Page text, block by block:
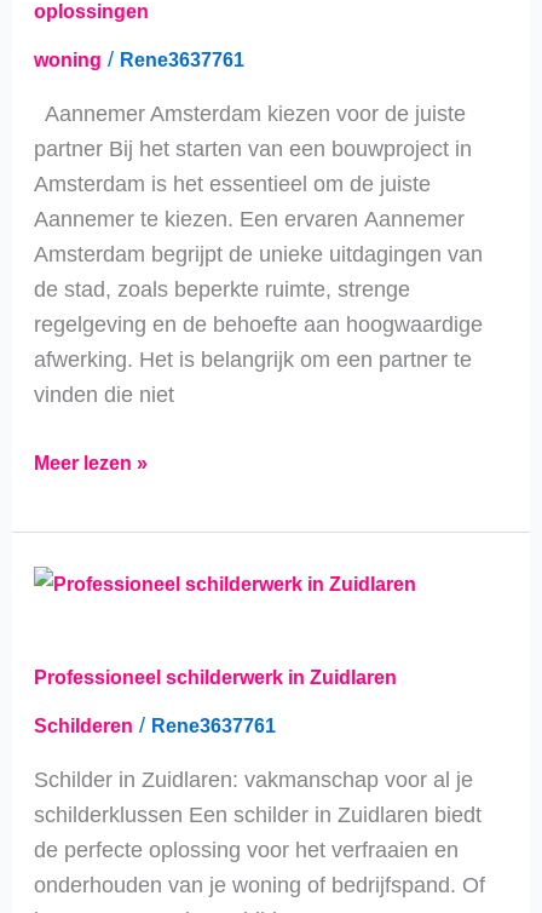
oplossingen
woning / Rene3637761
Aannemer Amsterdam kiezen voor de juiste
partner Bij het starten van een bouwproject in
Amsterdam is het essentieel om de juiste
Aannemer te kiezen. Een ervaren Aannemer
Amsterdam begrijpt de unieke uitdagingen van
de stad, zoals beperkte ruimte, strenge
regelgeving en de behoefte aan hoogwaardige
afwerking. Het is belangrijk om een partner te
vinden die niet
unieke
oplossingen
Meer lezen »
Professioneel schilderwerk in Zuidlaren
Schilderen / Rene3637761
Schilder in Zuidlaren: vakmanschap voor al je
schilderklussen Een schilder in Zuidlaren biedt
de perfecte oplossing voor het verfraaien en
onderhouden van je woning of bedrijfspand. Of
Professioneel
Zuidlaren